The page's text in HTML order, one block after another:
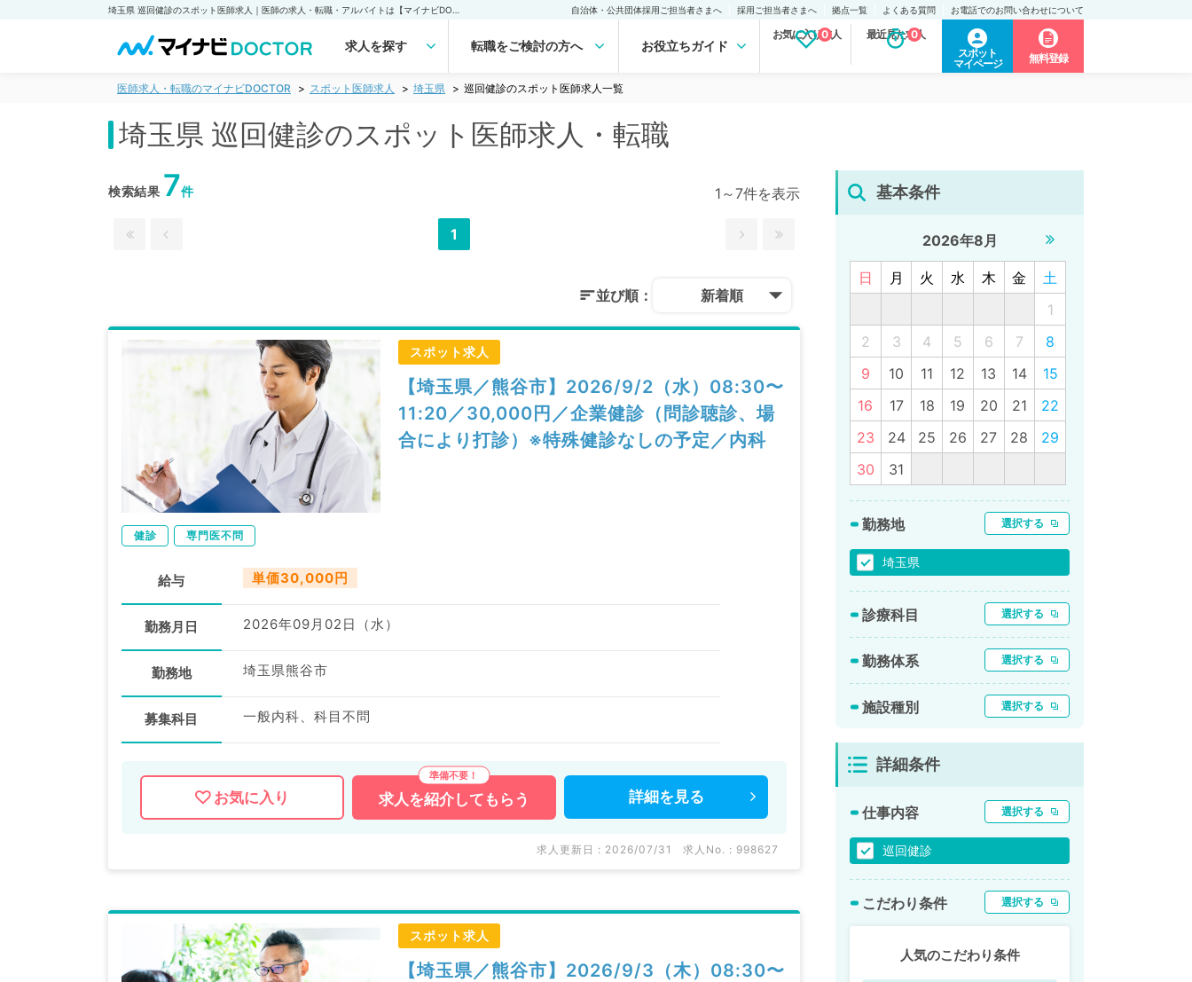
自治体・公共団体採用ご担当者さまへ 採用ご担当者さまへ 拠点一覧 よくある質問 お電話でのお問い合わせについて
求人を探す 転職をご検討の方へ お役立ちガイド
お気に入り求人
0 最近見た求人
0
スポット
マイページ
無料登録
医師求人・転職のマイナビDOCTOR スポット医師求人 埼玉県 巡回健診のスポット医師求人一覧
埼玉県 巡回健診のスポット医師求人・転職
検索結果 7件 1～7件を表示
1
並び順： 新着順
スポット求人
【埼玉県／熊谷市】2026/9/2（水）08:30〜
11:20／30,000円／企業健診（問診聴診、場
合により打診）※特殊健診なしの予定／内科
健診 専門医不問
給与 単価30,000円
勤務月日 2026年09月02日（水）
勤務地 埼玉県熊谷市
募集科目 一般内科、科目不問
お気に入り 求人を紹介してもらう 詳細を 見る
求人更新日 : 2026/07/31 求人No. : 998627
スポット求人
【埼玉県／熊谷市】2026/9/3（木）08:30〜
基本条件
2026年8月
日 月 火 水 木 金
土
1
2
3 4 5 6 7
8
9
10 11 12 13 14
15
16
17 18 19 20 21
22
23
24 25 26 27 28
29
30
31
勤務地 選択する
埼玉県
診療科目 選択する
勤務体系 選択する
施設種別 選択する
詳細条件
仕事内容 選択する
巡回健診
こだわり条件 選択する
人気のこだわり条件